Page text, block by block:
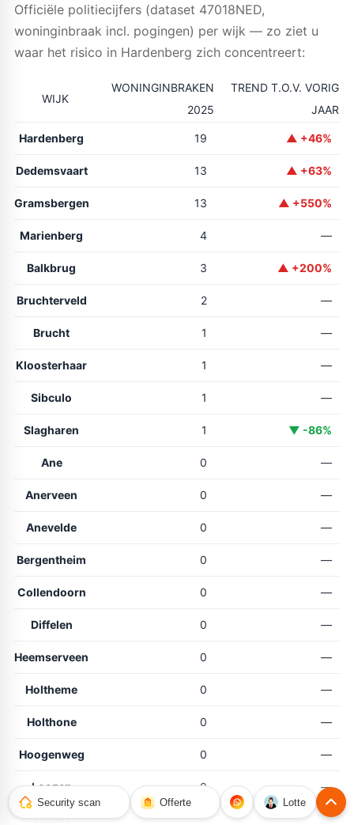
Officiële politiecijfers (dataset 47018NED,
woninginbraak incl. pogingen) per wijk — zo ziet u
waar het risico in Hardenberg zich concentreert:
WIJK
WONINGINBRAKEN
2025
TREND T.O.V. VORIG
JAAR
Hardenberg 19 ▲ +46%
Dedemsvaart 13 ▲ +63%
Gramsbergen 13 ▲ +550%
Marienberg 4 —
Balkbrug 3 ▲ +200%
Bruchterveld 2 —
Brucht 1 —
Kloosterhaar 1 —
Sibculo 1 —
Slagharen 1 ▼ -86%
Ane 0 —
Anerveen 0 —
Anevelde 0 —
Bergentheim 0 —
Collendoorn 0 —
Diffelen 0 —
Heemserveen 0 —
Holtheme 0 —
Holthone 0 —
Hoogenweg 0 —
Loozen 0 —
Lutten 0 —
Security scan Offerte Lotte